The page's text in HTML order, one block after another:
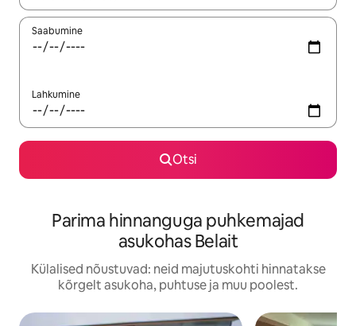
Saabumine
Lahkumine
Otsi
Parima hinnanguga puhkemajad
asukohas Belait
Külalised nõustuvad: neid majutuskohti hinnatakse
kõrgelt asukoha, puhtuse ja muu poolest.